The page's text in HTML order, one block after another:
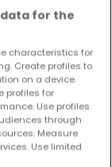
Nähe
Sie
for the
characteristics for
Create profiles to
on a device.
profiles for
Use profiles
through
Measure
Use limited